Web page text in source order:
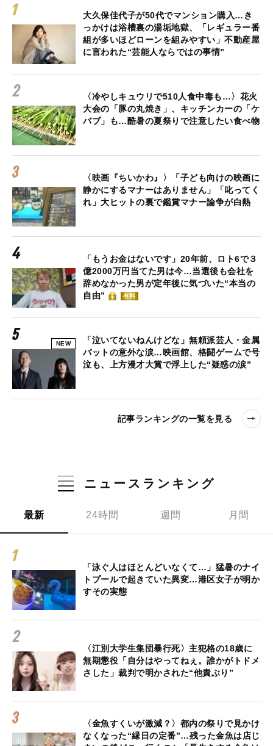
大久保佳代子が50代でマンション購入…き
っかけは浴槽裏の湯垢地獄、「レギュラー番
組が多いほどローンを組みやすい」不動産屋
に言われた“芸能人ならではの事情”
〈冷やしキュウリで510人食中毒も…〉花火
大会の「豚の丸焼き」、キッチンカーの「ケ
バブ」も…酷暑の夏祭りで注意したい食べ物
〈映画『ちいかわ』〉「子ども向けの映画に
静かにするマナーはありません」「叱ってく
れ」大ヒットの裏で鑑賞マナー論争が白熱
「もうお金はないです」20年前、ロト6で３
億2000万円当てた男は今…当選後も会社を
辞めなかった男が定年後に気づいた“本当の
自由”
有料
NEW
「泣いてないねんけどな」無頼派芸人・金属
バットの意外な涙…映画館、格闘ゲームで号
泣も、上方漫才大賞で浮上した“疑惑の涙”
記事ランキングの一覧を見る
ニュースランキング
最新 24時間 週間 月間
「泳ぐ人はほとんどいなくて…」猛暑のナイ
トプールで起きていた異変…港区女子が明か
すその実態
〈江別大学生集団暴行死〉主犯格の18歳に
無期懲役「自分はやってねぇ。誰かがトドメ
さした」裁判で明かされた“他責ぶり”
〈金魚すくいが激減？〉都内の祭りで見かけ
なくなった“縁日の定番”…残った金魚は店じ